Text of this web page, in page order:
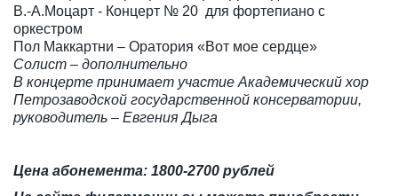
В.-А.Моцарт - Концерт № 20 для фортепиано с
оркестром
Пол Маккартни – Оратория «Вот мое сердце»
Солист – дополнительно
В концерте принимает участие Академический хор
Петрозаводской государственной консерватории,
руководитель – Евгения Дыга
Цена абонемента: 1800-2700 рублей